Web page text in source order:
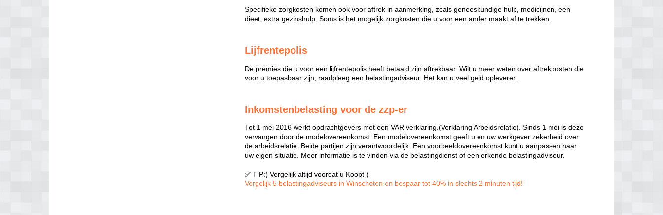
Specifieke zorgkosten komen ook voor aftrek in aanmerking, zoals geneeskundige hulp, medicijnen, een
dieet, extra gezinshulp. Soms is het mogelijk zorgkosten die u voor een ander maakt af te trekken.
Lijfrentepolis
De premies die u voor een lijfrentepolis heeft betaald zijn aftrekbaar. Wilt u meer weten over aftrekposten die
voor u toepasbaar zijn, raadpleeg een belastingadviseur. Het kan u veel geld opleveren.
Inkomstenbelasting voor de zzp-er
Tot 1 mei 2016 werkt opdrachtgevers met een VAR verklaring.(Verklaring Arbeidsrelatie). Sinds 1 mei is deze
vervangen door de modelovereenkomst. Een modelovereenkomst geeft u en uw werkgever zekerheid over
de arbeidsrelatie. Beide partijen zijn verantwoordelijk. Een voorbeeldovereenkomst kunt u aanpassen naar
uw eigen situatie. Meer informatie is te vinden via de belastingdienst of een erkende belastingadviseur.
✅ TIP:( Vergelijk altijd voordat u Koopt )
Vergelijk 5 belastingadviseurs in Winschoten en bespaar tot 40% in slechts 2 minuten tijd!